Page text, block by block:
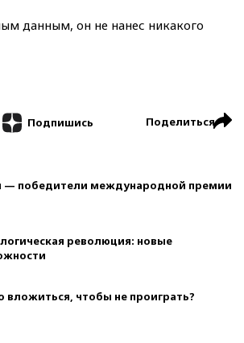
данным, он не нанес никакого
Подпишись Поделиться
— победители международной премии
революция: новые
вложиться, чтобы не проиграть?